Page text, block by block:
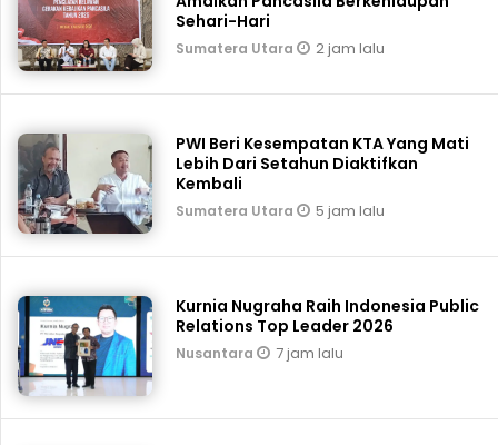
Sehari-Hari
Sumatera Utara 2 jam lalu
PWI Beri Kesempatan KTA Yang Mati
Lebih Dari Setahun Diaktifkan
Kembali
Sumatera Utara 5 jam lalu
Kurnia Nugraha Raih Indonesia Public
Relations Top Leader 2026
Nusantara 7 jam lalu